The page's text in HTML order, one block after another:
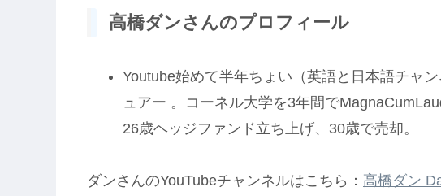
高橋ダンさんのプロフィール
Youtube始めて半年ちょい（英語と日本語チャ
ュアー 。コーネル大学を3年間で
26歳ヘッジファンド立ち上げ、30歳で売却。
ダンさんのYouTubeチャンネルはこちら： 高橋ダン